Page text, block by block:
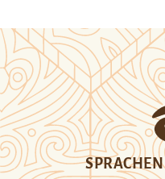
SPRACHEN